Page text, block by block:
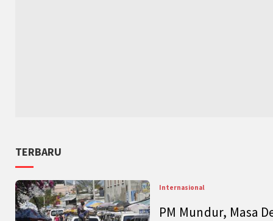
TERBARU
Internasional
PM Mundur, Masa